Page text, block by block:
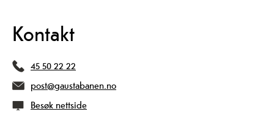
Kontakt
45 50 22 22
post@gaustabanen.no
Besøk nettside